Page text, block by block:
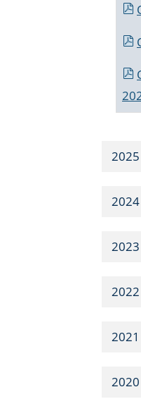
2025
2024
2023
2022
2021
2020